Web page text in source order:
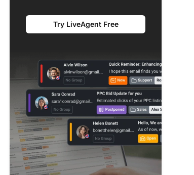
Try LiveAgent Free